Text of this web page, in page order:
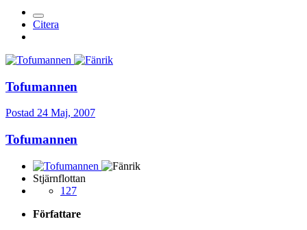
Citera
Tofumannen
Postad 24 Maj, 2007
Tofumannen
Stjärnflottan
127
Författare